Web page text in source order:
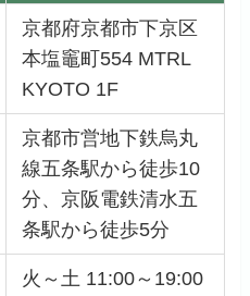
京都府京都市下京区
本塩竈町554 MTRL
KYOTO 1F
京都市営地下鉄烏丸
線五条駅から徒歩10
分、京阪電鉄清水五
条駅から徒歩5分
火～土 11:00～19:00